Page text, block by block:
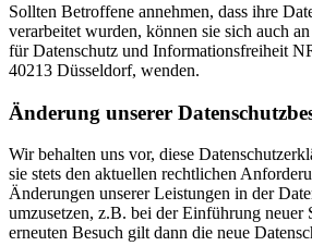
Sollten Betroffene annehmen, dass ihre
verarbeitet wurden, können sie sich auch
für Datenschutz und Informationsfreiheit
40213 Düsseldorf, wenden.
Änderung unserer
Wir behalten uns vor, diese
sie stets den aktuellen rechtlichen
Änderungen unserer Leistungen in der
umzusetzen, z.B. bei der Einführung neuer
erneuten Besuch gilt dann die neue